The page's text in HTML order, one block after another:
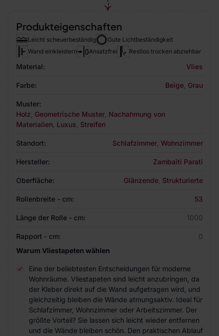
Produkteigenschaften
Leicht scheuerbeständig
Gute Lichtbeständigkeit
Wand einkleistern
Ansatzfrei Restlos trocken abziehbar
Material: Vlies
Farbe: Beige Grau
Muster:
Holz Geometrische Muster Nachahmung von
Materialien Luxus Streifen
Standort: Schlafzimmer Wohnzimmer
Hersteller: Zambaiti Parati
Oberfläche: Glänzende Strukturierte
Rollenbreite - cm: 53
Länge der Rolle - cm: 1000
Rapport - cm:
0
Warum Vliestapeten wählen
Eine der beliebtesten Entscheidungen für moderne
Wohnräume. Vliestapeten sind leicht anzubringen, da
der Kleber direkt auf die Wand aufgetragen wird, und
gleichzeitig bleiben die Wände atmungsaktiv. Ideal für
Schlafzimmer, Wohnzimmer oder Arbeitszimmer. Der
größte Vorteil? Sie lassen sich leicht wieder entfernen
und die Wände bleiben schön. Den praktischen Ablauf